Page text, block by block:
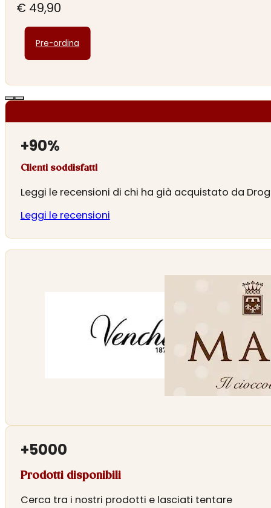
€ 49,90
Pre-ordina
+90%
Clienti soddisfatti
Leggi le recensioni di chi ha già acquistato da
Leggi le recensioni
+5000
Prodotti disponibili
Cerca tra i nostri prodotti e lasciati tentare